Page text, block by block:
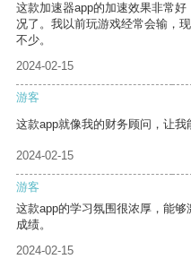
这款加速器app的加速效果非常
况了。我以前玩游戏经常会输，
不少。
2024-02-15
游客
这款app就像我的财务顾问，让我
2024-02-15
游客
这款app的学习氛围很浓厚，能
成绩。
2024-02-15